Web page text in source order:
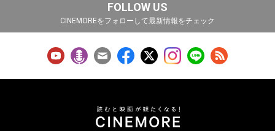
FOLLOW US
CINEMOREをフォローして最新情報をチェック